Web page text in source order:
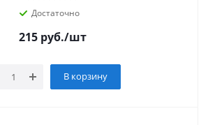
Достаточно
215руб./шт
В корзину